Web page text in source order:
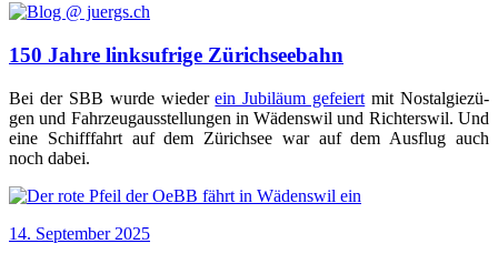
150 Jahre linksufrige Zürichseebahn
Bei der SBB wur­de wie­derein Jubi­lä­um gefei­ert mit Nost­al­gie­zü­
gen und Fahr­zeug­aus­stel­lun­gen in Wädens­wil und Rich­ters­wil. Und
eine Schiff­fahrt auf dem Zürich­see war auf dem Aus­flug auch
noch dabei.
Veröffentlicht
14. September 2025